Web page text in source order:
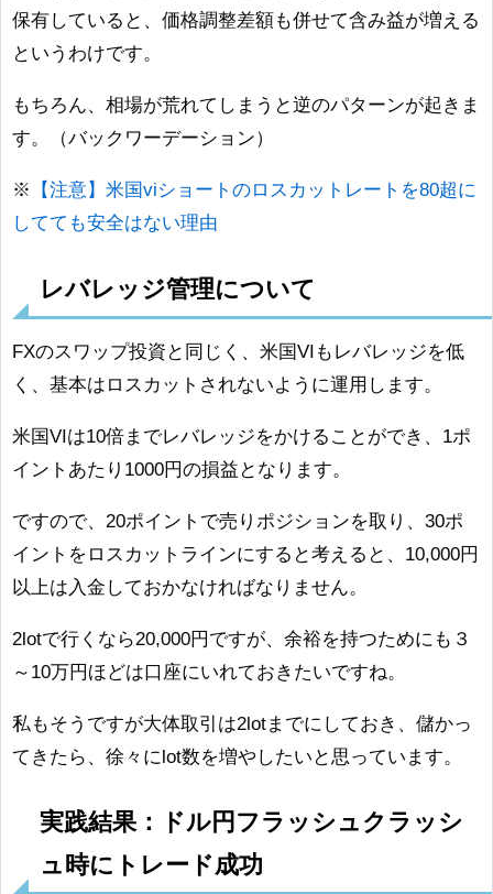
保有していると、価格調整差額も併せて含み益が増える
というわけです。
もちろん、相場が荒れてしまうと逆のパターンが起きま
す。（バックワーデーション）
※
【注意】米国viショートのロスカットレートを80超に
してても安全はない理由
レバレッジ管理について
FXのスワップ投資と同じく、米国VIもレバレッジを低
く、基本はロスカットされないように運用します。
米国VIは10倍までレバレッジをかけることができ、1ポ
イントあたり1000円の損益となります。
ですので、20ポイントで売りポジションを取り、30ポ
イントをロスカットラインにすると考えると、10,000円
以上は入金しておかなければなりません。
2lotで行くなら20,000円ですが、余裕を持つためにも３
～10万円ほどは口座にいれておきたいですね。
私もそうですが大体取引は2lotまでにしておき、儲かっ
てきたら、徐々にlot数を増やしたいと思っています。
実践結果：ドル円フラッシュクラッシ
ュ時にトレード成功